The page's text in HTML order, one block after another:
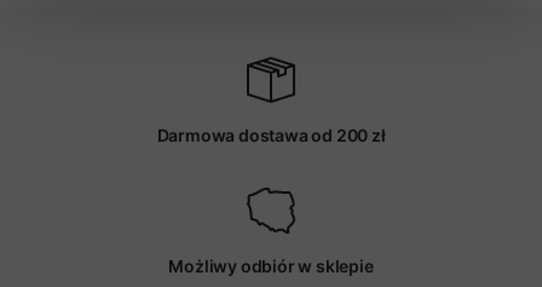
Darmowa dostawa od 200 zł
Możliwy odbiór w sklepie